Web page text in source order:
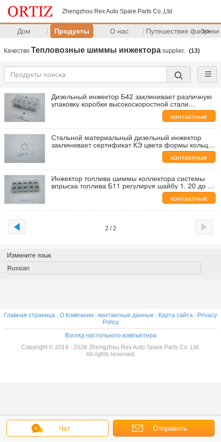
Zhengzhou Rex Auto Spare Parts Co.,Ltd
Дом Продукты О нас Путешествие фабрики
>>
Качество Тепловозные шиммы инжектора supplier. (13)
Дизельный инжектор Б42 заклинивает различную
упаковку коробки высокоскоростной стали
контактные
данные
Стальной материальный дизельный инжектор
заклинивает сертификат КЭ цвета формы кольца
контактные
данные
Инжектор топлива шиммы коллектора системы
впрыска топлива Б11 регулируя шайбу 1. 20 до 1.
контактные
данные
2 / 2
Чат Отправить
Измените язык
Russian
Главная страница О Компании контактные данные Карта сайта
Privacy
Policy
Взгляд настольного компьютера
Copyright © 2019 - 2026 Zhengzhou Rex Auto Spare Parts Co.,Ltd.
All rights reserved.